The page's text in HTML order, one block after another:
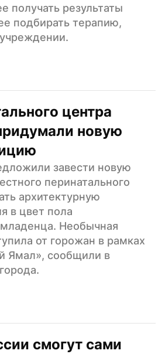
получать результаты
подбирать терапию,
центра
новую
завести новую
перинатального
архитектурную
в цвет пола
Необычная
от горожан в рамках
Ямал», сообщили в
смогут сами